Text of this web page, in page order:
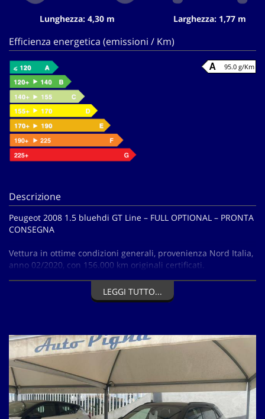
Lunghezza: 4,30 m Larghezza: 1,77 m
Efficienza energetica (emissioni / Km)
95.0 g/Km
Descrizione
Peugeot 2008 1.5 bluehdi GT Line – FULL OPTIONAL – PRONTA
CONSEGNA
Vettura in ottime condizioni generali, provenienza Nord Italia,
anno 02/2020, con 156.000 km originali certificati.
Allestimento GT LINE super accessoriato:
Android Auto
Comandi al volante
Cruise control + limitatore velocità
Sensori parcheggio anteriori e posteriori
Sensori luci e pioggia
Sistema di navigazione
LEGGI TUTTO...